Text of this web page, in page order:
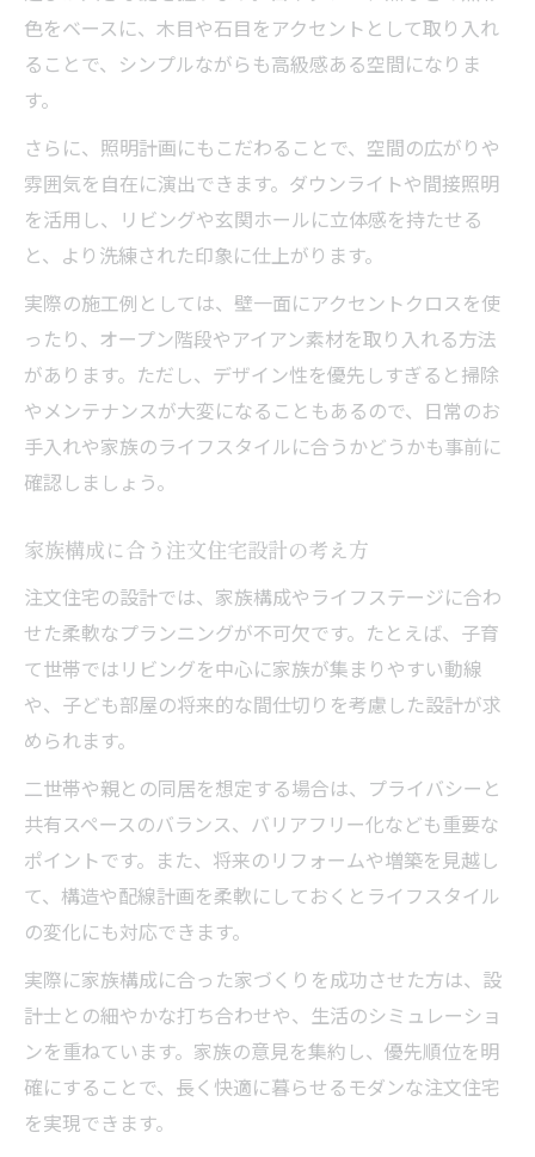
色をベースに、木目や石目をアクセントとして取り入れ
ることで、シンプルながらも高級感ある空間になりま
す。
さらに、照明計画にもこだわることで、空間の広がりや
雰囲気を自在に演出できます。ダウンライトや間接照明
を活用し、リビングや玄関ホールに立体感を持たせる
と、より洗練された印象に仕上がります。
実際の施工例としては、壁一面にアクセントクロスを使
ったり、オープン階段やアイアン素材を取り入れる方法
があります。ただし、デザイン性を優先しすぎると掃除
やメンテナンスが大変になることもあるので、日常のお
手入れや家族のライフスタイルに合うかどうかも事前に
確認しましょう。
家族構成に合う注文住宅設計の考え方
注文住宅の設計では、家族構成やライフステージに合わ
せた柔軟なプランニングが不可欠です。たとえば、子育
て世帯ではリビングを中心に家族が集まりやすい動線
や、子ども部屋の将来的な間仕切りを考慮した設計が求
められます。
二世帯や親との同居を想定する場合は、プライバシーと
共有スペースのバランス、バリアフリー化なども重要な
ポイントです。また、将来のリフォームや増築を見越し
て、構造や配線計画を柔軟にしておくとライフスタイル
の変化にも対応できます。
実際に家族構成に合った家づくりを成功させた方は、設
計士との細やかな打ち合わせや、生活のシミュレーショ
ンを重ねています。家族の意見を集約し、優先順位を明
確にすることで、長く快適に暮らせるモダンな注文住宅
を実現できます。